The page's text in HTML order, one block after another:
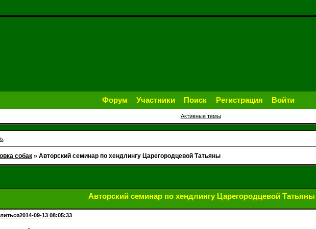
Форум Участники Поиск Регистрация Войти
Активные темы
собак » Авторский семинар по хендлингу Царегородцевой Татьяны
Авторский семинар по хендлингу Царегородцевой Татьяны
2014-09-13 08:05:33